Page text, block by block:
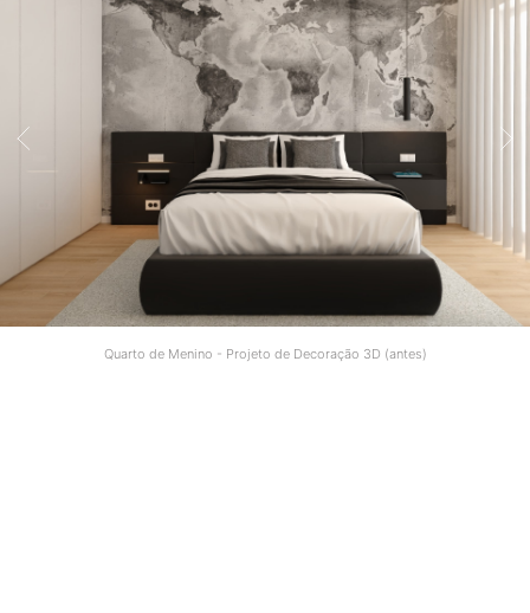
Quarto de Menino - Projeto de Decoração 3D (antes)